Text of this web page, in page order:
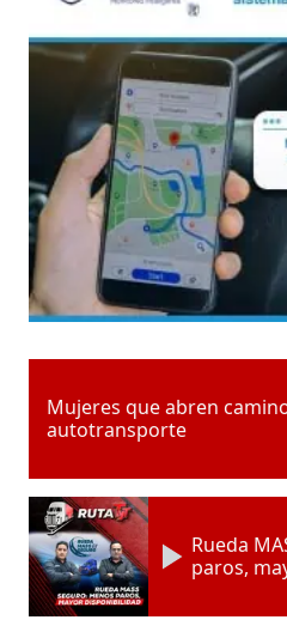
Mujeres que abren
autotransporte
Rueda
paros,